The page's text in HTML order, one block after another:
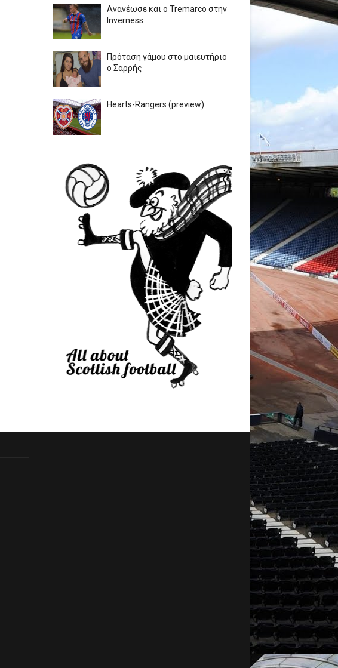
Ανανέωσε και ο Tremarco στην
Inverness
Πρόταση γάμου στο μαιευτήριο
ο Σαρρής
Hearts-Rangers (preview)